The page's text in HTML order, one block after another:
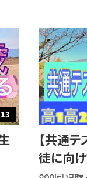
【共通テ
徒に向け